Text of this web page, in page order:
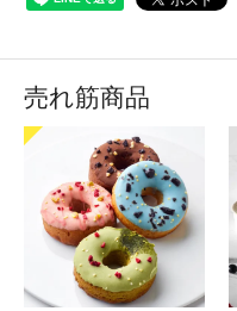
売れ筋商品